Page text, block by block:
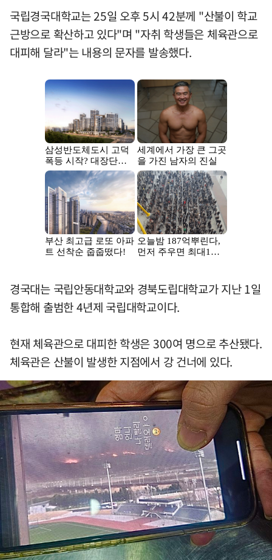
국립경국대학교는 25일 오후 5시 42분께 "산불이 학교
근방으로 확산하고 있다"며 "자취 학생들은 체육관으로
대피해 달라"는 내용의 문자를 발송했다.
경국대는 국립안동대학교와 경북도립대학교가 지난 1일
통합해 출범한 4년제 국립대학교이다.
현재 체육관으로 대피한 학생은 300여 명으로 추산됐다.
체육관은 산불이 발생한 지점에서 강 건너에 있다.